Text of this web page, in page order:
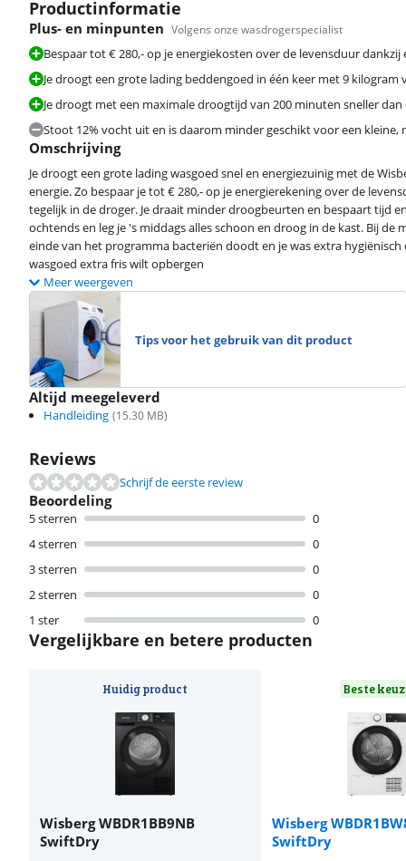
Productinformatie
Plus- en minpunten Volgens onze wasdrogerspecialist
Bespaar tot € 280,- op je energiekosten over de levensduur dankzij
Je droogt een grote lading beddengoed in één keer met 9 kilogram
Je droogt met een maximale droogtijd van 200 minuten sneller
Stoot 12% vocht uit en is daarom minder geschikt voor een kleine,
Omschrijving
Je droogt een grote lading wasgoed snel en energiezuinig met de
energie. Zo bespaar je tot € 280,- op je energierekening over de
tegelijk in de droger. Je draait minder droogbeurten en bespaart tijd
ochtends en leg je 's middags alles schoon en droog in de kast. Bij
einde van het programma bacteriën doodt en je was extra
wasgoed extra fris wilt opbergen
Meer weergeven
Tips voor het gebruik van dit product
Altijd meegeleverd
Handleiding (15.30 MB)
Reviews
Schrijf de eerste review
Beoordeling
5 sterren
0
4 sterren
0
3 sterren
0
2 sterren
0
1 ster
0
Vergelijkbare en betere producten
Huidig product
Wisberg WBDR1BB9NB
SwiftDry
Beste
Wisberg
SwiftDry